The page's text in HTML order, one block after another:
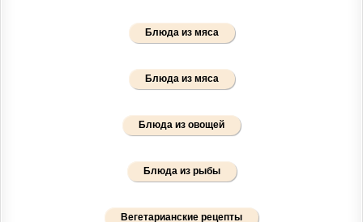
Блюда из мяса
Блюда из мяса
Блюда из овощей
Блюда из рыбы
Вегетарианские рецепты